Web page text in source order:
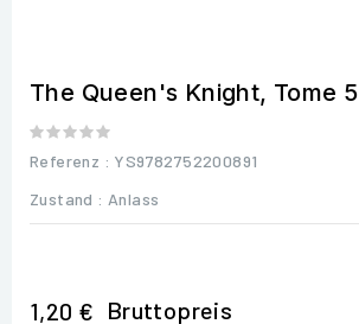
The Queen's Knight, Tome 5
Referenz : YS9782752200891
Zustand : Anlass
1,20 € Bruttopreis